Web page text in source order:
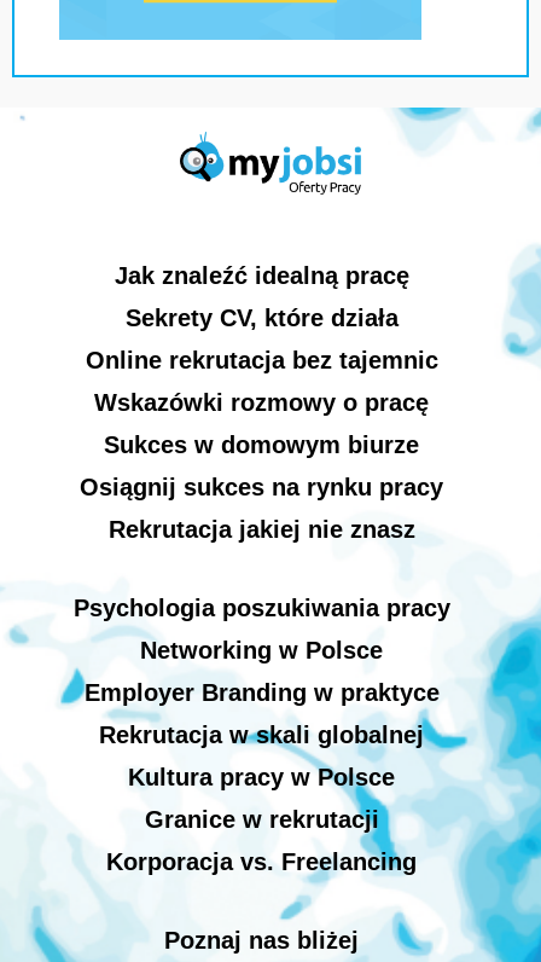
Jak znaleźć idealną pracę
Sekrety CV, które działa
Online rekrutacja bez tajemnic
Wskazówki rozmowy o pracę
Sukces w domowym biurze
Osiągnij sukces na rynku pracy
Rekrutacja jakiej nie znasz
Psychologia poszukiwania pracy
Networking w Polsce
Employer Branding w praktyce
Rekrutacja w skali globalnej
Kultura pracy w Polsce
Granice w rekrutacji
Korporacja vs. Freelancing
Poznaj nas bliżej